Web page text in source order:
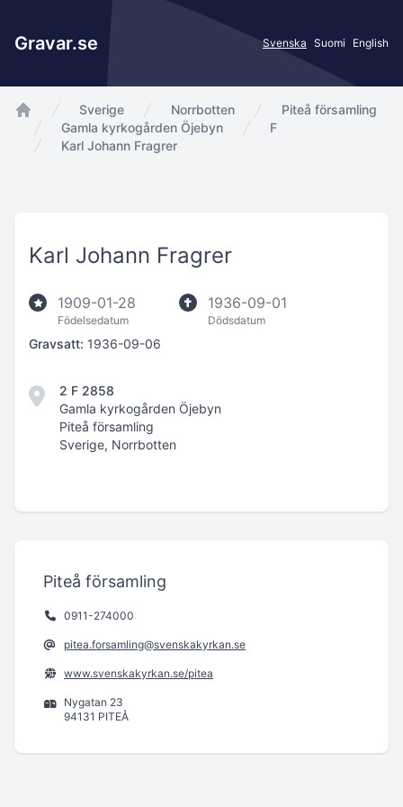
Gravar.se Svenska Suomi English
app.Start
Sverige Norrbotten
Piteå församling
Gamla kyrkogården Öjebyn
F
Karl Johann Fragrer
Karl Johann Fragrer
1909-01-28
Födelsedatum
1936-09-01
Dödsdatum
Gravsatt: 1936-09-06
2 F 2858
Gamla kyrkogården Öjebyn
Piteå församling
Sverige, Norrbotten
Piteå församling
0911-274000
pitea.forsamling@svenskakyrkan.se
www.svenskakyrkan.se/pitea
Nygatan 23
94131 PITEÅ